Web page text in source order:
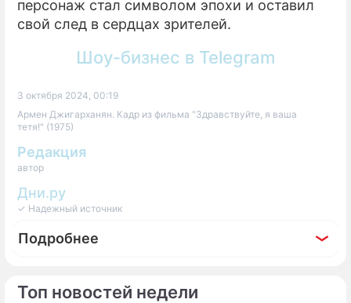
Топ новостей недели
персонаж стал символом эпохи и оставил
свой след в сердцах зрителей.
Шоу-бизнес в Telegram
3 октября 2024, 00:19
Армен Джигарханян. Кадр из фильма "Здравствуйте, я ваша
тетя!" (1975)
Редакция
автор
Дни.ру
✓ Надежный источник
Подробнее